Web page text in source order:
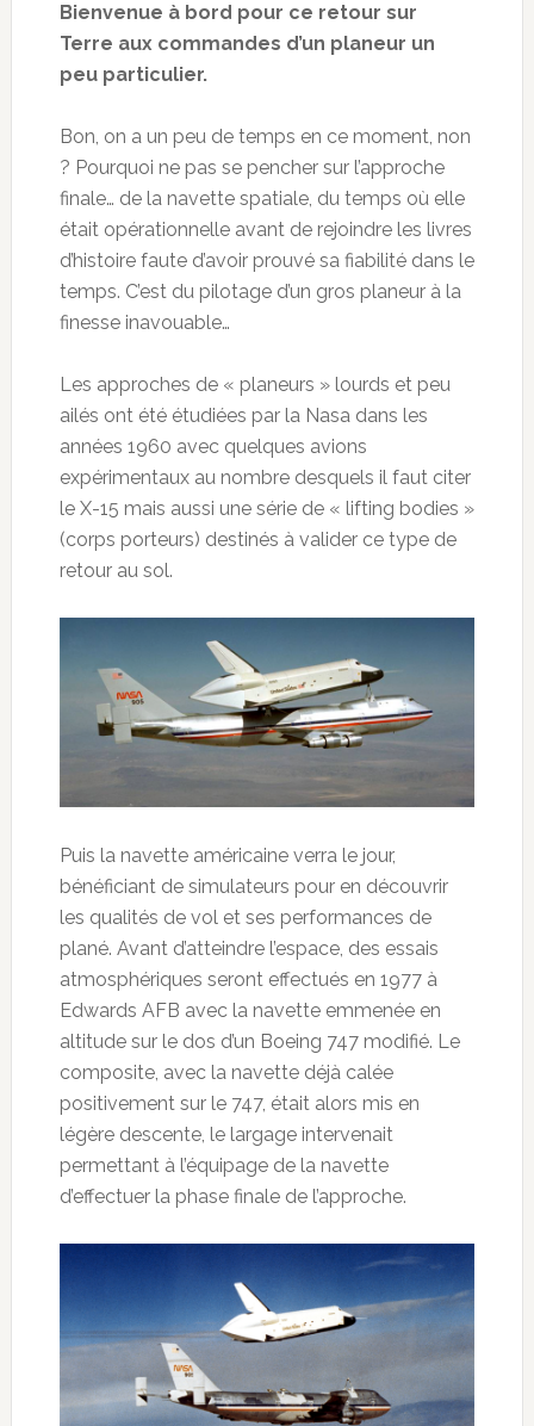
Bienvenue à bord pour ce retour sur
Terre aux commandes d’un planeur un
peu particulier.
Bon, on a un peu de temps en ce moment, non
? Pourquoi ne pas se pencher sur l’approche
finale… de la navette spatiale, du temps où elle
était opérationnelle avant de rejoindre les livres
d’histoire faute d’avoir prouvé sa fiabilité dans le
temps. C’est du pilotage d’un gros planeur à la
finesse inavouable…
Les approches de « planeurs » lourds et peu
ailés ont été étudiées par la Nasa dans les
années 1960 avec quelques avions
expérimentaux au nombre desquels il faut citer
le X-15 mais aussi une série de « lifting bodies »
(corps porteurs) destinés à valider ce type de
retour au sol.
Puis la navette américaine verra le jour,
bénéficiant de simulateurs pour en découvrir
les qualités de vol et ses performances de
plané. Avant d’atteindre l’espace, des essais
atmosphériques seront effectués en 1977 à
Edwards AFB avec la navette emmenée en
altitude sur le dos d’un Boeing 747 modifié. Le
composite, avec la navette déjà calée
positivement sur le 747, était alors mis en
légère descente, le largage intervenait
permettant à l’équipage de la navette
d’effectuer la phase finale de l’approche.